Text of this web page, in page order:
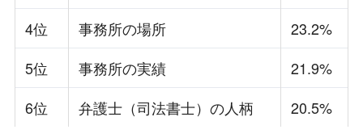
4位
事務所の場所
23.2%
5位
事務所の実績
21.9%
6位
弁護士（司法書士）の人柄 20.5%